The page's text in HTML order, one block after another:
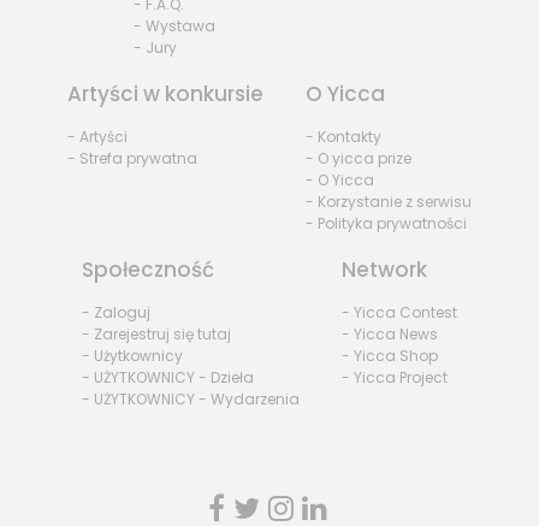
- Wystawa
- Jury
Artyści w konkursie
- Artyści
- Strefa prywatna
O Yicca
- Kontakty
- O yicca prize
- O Yicca
- Korzystanie z serwisu
- Polityka prywatności
Społeczność
- Zaloguj
- Zarejestruj się tutaj
- Użytkownicy
- UŻYTKOWNICY - Dzieła
- UŻYTKOWNICY - Wydarzenia
Network
- Yicca Contest
- Yicca News
- Yicca Shop
- Yicca Project